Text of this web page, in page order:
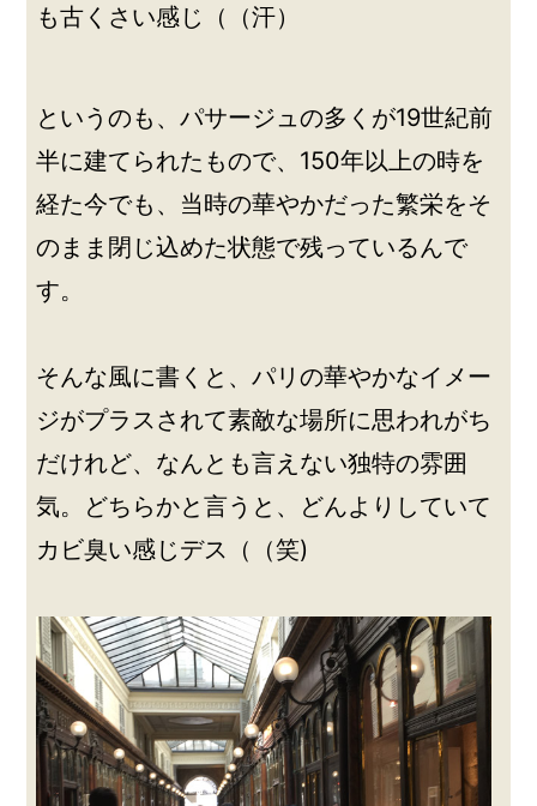
も古くさい感じ（（汗）
というのも、パサージュの多くが19世紀前
半に建てられたもので、150年以上の時を
経た今でも、当時の華やかだった繁栄をそ
のまま閉じ込めた状態で残っているんで
す。
そんな風に書くと、パリの華やかなイメー
ジがプラスされて素敵な場所に思われがち
だけれど、なんとも言えない独特の雰囲
気。どちらかと言うと、どんよりしていて
カビ臭い感じデス（（笑)